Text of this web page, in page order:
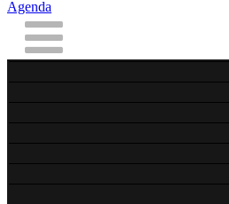
Agenda